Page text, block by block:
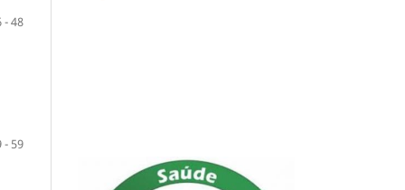
- 48
- 59